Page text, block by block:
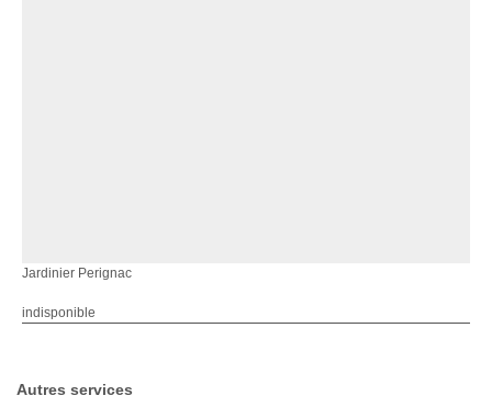
Jardinier Perignac
indisponible
Autres services